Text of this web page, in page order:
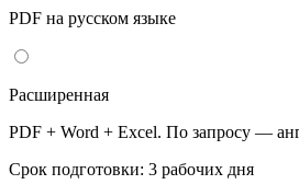
PDF на русском языке
Расширенная
PDF + Word + Excel. По запросу —
Срок подготовки: 3 рабочих дня